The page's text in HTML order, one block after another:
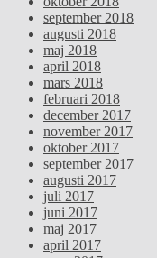
september 2018
augusti 2018
maj 2018
april 2018
mars 2018
februari 2018
december 2017
november 2017
oktober 2017
september 2017
augusti 2017
juli 2017
juni 2017
maj 2017
april 2017